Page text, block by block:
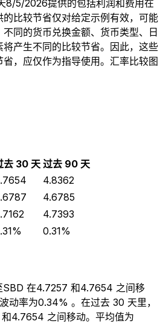
8/5/2026提供的包括利润和费用在
比较节省仅对给定示例有效，可能
同的货币兑换金额、货币类型、日
产生不同的比较节省。因此，这些
，应仅作为指导使用。汇率比较图
去 30 天 过去 90 天
4.8362
4.6785
4.7393
0.31%
在4.7257 和4.7654 之间移
动率为0.34% 。在过去 30 天里，
4.7654 之间移动。平均值为